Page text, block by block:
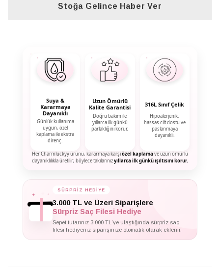
Stoğa Gelince Haber Ver
Suya &
Kararmaya
Dayanıklı
Günlük kullanıma
uygun, özel
kaplama ile ekstra
direnç.
Uzun Ömürlü
Kalite Garantisi
Doğru bakım ile
yıllarca ilk günkü
parlaklığını korur.
316L Sınıf Çelik
Hipoalerjenik,
hassas cilt dostu ve
paslanmaya
dayanıklı.
Her Charmluckyy ürünü, kararmaya karşıözel kaplama ve uzun ömürlü
dayanıklılıkla üretilir; böylece takılarınızyıllarca ilk günkü ışıltısını korur.
SÜRPRİZ HEDİYE
3.000 TL ve Üzeri Siparişlere
Sürpriz Saç Filesi Hediye
Sepet tutarınız 3.000 TL'ye ulaştığında sürpriz saç
filesi hediyeniz siparişinize otomatik olarak eklenir.